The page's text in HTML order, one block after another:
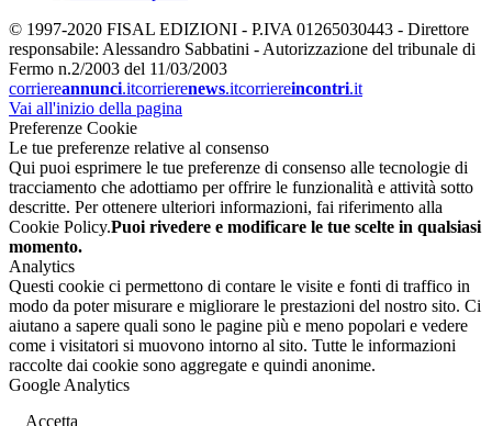
© 1997-2020 FISAL EDIZIONI - P.IVA 01265030443 - Direttore
responsabile: Alessandro Sabbatini - Autorizzazione del tribunale di
Fermo n.2/2003 del 11/03/2003
corriereannunci.itcorrierenews.itcorriereincontri.it
Vai all'inizio della pagina
Preferenze Cookie
Le tue preferenze relative al consenso
Qui puoi esprimere le tue preferenze di consenso alle tecnologie di
tracciamento che adottiamo per offrire le funzionalità e attività sotto
descritte. Per ottenere ulteriori informazioni, fai riferimento alla
Cookie Policy.Puoi rivedere e modificare le tue scelte in qualsiasi
momento.
Analytics
Questi cookie ci permettono di contare le visite e fonti di traffico in
modo da poter misurare e migliorare le prestazioni del nostro sito. Ci
aiutano a sapere quali sono le pagine più e meno popolari e vedere
come i visitatori si muovono intorno al sito. Tutte le informazioni
raccolte dai cookie sono aggregate e quindi anonime.
Google Analytics
Accetta